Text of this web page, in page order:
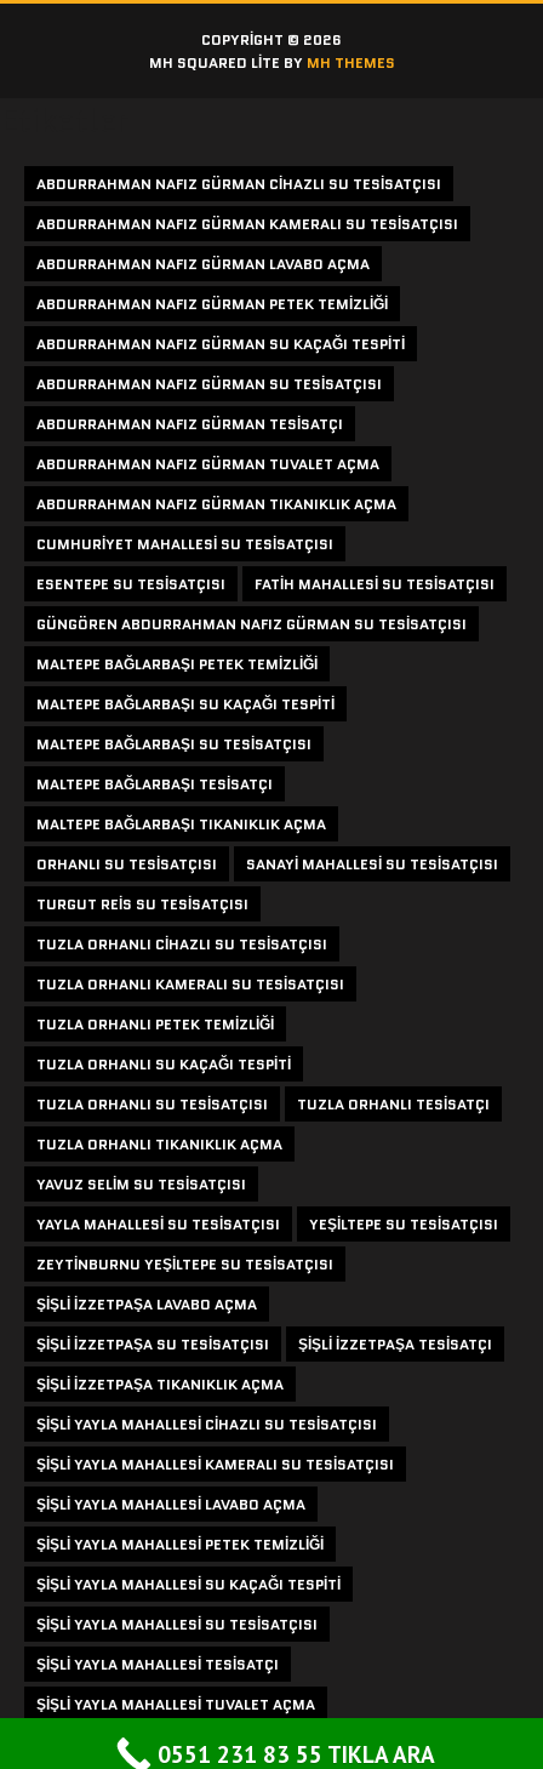
COPYRIGHT © 2026
MH SQUARED LITE BY MH THEMES
0551 231 83 55 TIKLA ARA
ABDURRAHMAN NAFIZ GÜRMAN CIHAZLI SU TESISATÇISI
ABDURRAHMAN NAFIZ GÜRMAN KAMERALI SU TESISATÇISI
ABDURRAHMAN NAFIZ GÜRMAN LAVABO AÇMA
ABDURRAHMAN NAFIZ GÜRMAN PETEK TEMIZLIĞI
ABDURRAHMAN NAFIZ GÜRMAN SU KAÇAĞI TESPITI
ABDURRAHMAN NAFIZ GÜRMAN SU TESISATÇISI
ABDURRAHMAN NAFIZ GÜRMAN TESISATÇI
ABDURRAHMAN NAFIZ GÜRMAN TUVALET AÇMA
ABDURRAHMAN NAFIZ GÜRMAN TIKANIKLIK AÇMA
CUMHURIYET MAHALLESI SU TESISATÇISI
ESENTEPE SU TESISATÇISI
FATIH MAHALLESI SU TESISATÇISI
GÜNGÖREN ABDURRAHMAN NAFIZ GÜRMAN SU TESISATÇISI
MALTEPE BAĞLARBAŞI PETEK TEMIZLIĞI
MALTEPE BAĞLARBAŞI SU KAÇAĞI TESPITI
MALTEPE BAĞLARBAŞI SU TESISATÇISI
MALTEPE BAĞLARBAŞI TESISATÇI
MALTEPE BAĞLARBAŞI TIKANIKLIK AÇMA
ORHANLI SU TESISATÇISI
SANAYI MAHALLESI SU TESISATÇISI
TURGUT REIS SU TESISATÇISI
TUZLA ORHANLI CIHAZLI SU TESISATÇISI
TUZLA ORHANLI KAMERALI SU TESISATÇISI
TUZLA ORHANLI PETEK TEMIZLIĞI
TUZLA ORHANLI SU KAÇAĞI TESPITI
TUZLA ORHANLI SU TESISATÇISI
TUZLA ORHANLI TESISATÇI
TUZLA ORHANLI TIKANIKLIK AÇMA
YAVUZ SELIM SU TESISATÇISI
YAYLA MAHALLESI SU TESISATÇISI
YEŞILTEPE SU TESISATÇISI
ZEYTINBURNU YEŞILTEPE SU TESISATÇISI
ŞIŞLI IZZETPAŞA LAVABO AÇMA
ŞIŞLI IZZETPAŞA SU TESISATÇISI
ŞIŞLI IZZETPAŞA TESISATÇI
ŞIŞLI IZZETPAŞA TIKANIKLIK AÇMA
ŞIŞLI YAYLA MAHALLESI CIHAZLI SU TESISATÇISI
ŞIŞLI YAYLA MAHALLESI KAMERALI SU TESISATÇISI
ŞIŞLI YAYLA MAHALLESI LAVABO AÇMA
ŞIŞLI YAYLA MAHALLESI PETEK TEMIZLIĞI
ŞIŞLI YAYLA MAHALLESI SU KAÇAĞI TESPITI
ŞIŞLI YAYLA MAHALLESI SU TESISATÇISI
ŞIŞLI YAYLA MAHALLESI TESISATÇI
ŞIŞLI YAYLA MAHALLESI TUVALET AÇMA
ŞIŞLI YAYLA MAHALLESI TIKANIKLIK AÇMA